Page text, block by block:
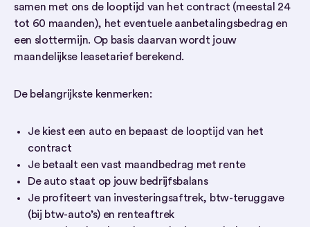
samen met ons de looptijd van het contract (meestal 24
tot 60 maanden), het eventuele aanbetalingsbedrag en
een slottermijn. Op basis daarvan wordt jouw
maandelijkse leasetarief berekend.
De belangrijkste kenmerken:
Je kiest een auto en bepaast de looptijd van het
contract
Je betaalt een vast maandbedrag met rente
De auto staat op jouw bedrijfsbalans
Je profiteert van investeringsaftrek, btw-teruggave
(bij btw-auto’s) en renteaftrek